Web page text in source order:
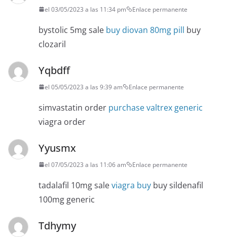
el 03/05/2023 a las 11:34 pm Enlace permanente
bystolic 5mg sale buy diovan 80mg pill buy
clozaril
Yqbdff
el 05/05/2023 a las 9:39 am Enlace permanente
simvastatin order purchase valtrex generic
viagra order
Yyusmx
el 07/05/2023 a las 11:06 am Enlace permanente
tadalafil 10mg saleviagra buy buy sildenafil
100mg generic
Tdhymy